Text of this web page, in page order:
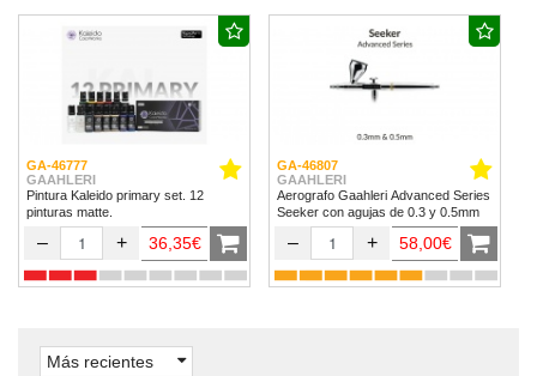
GA-46777
GAAHLERI
Pintura Kaleido primary set. 12
pinturas matte.
– + 36,35€
GA-46807
GAAHLERI
Aerografo Gaahleri Advanced Series
Seeker con agujas de 0.3 y 0.5mm
– + 58,00€
Más recientes